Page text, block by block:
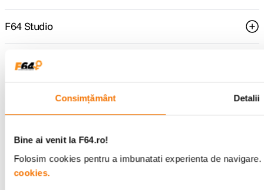
Consimțământ Detalii
Bine ai venit la F64.ro!
Folosim cookies pentru a imbunatati experienta de
cookies.
F64 Studio